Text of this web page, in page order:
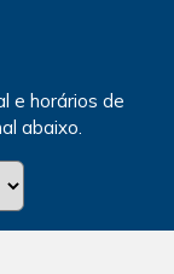
e horários de
abaixo.